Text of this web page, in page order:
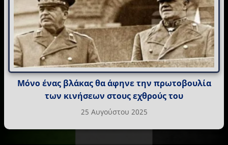
Μόνο ένας βλάκας θα άφηνε την πρωτοβουλία
των κινήσεων στους εχθρούς του
25 Αυγούστου 2025